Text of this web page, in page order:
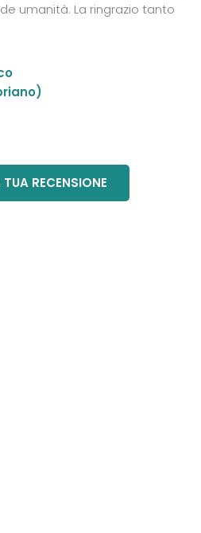
umanità. La ringrazio tanto
RECENSIONE